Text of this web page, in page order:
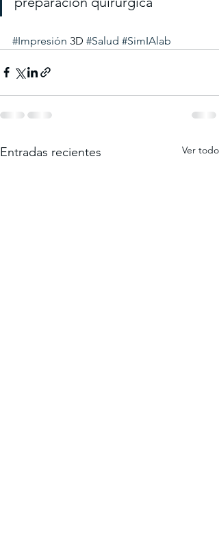
#Impresión 3D #Salud #SimIAlab
Entradas recientes Ver todo